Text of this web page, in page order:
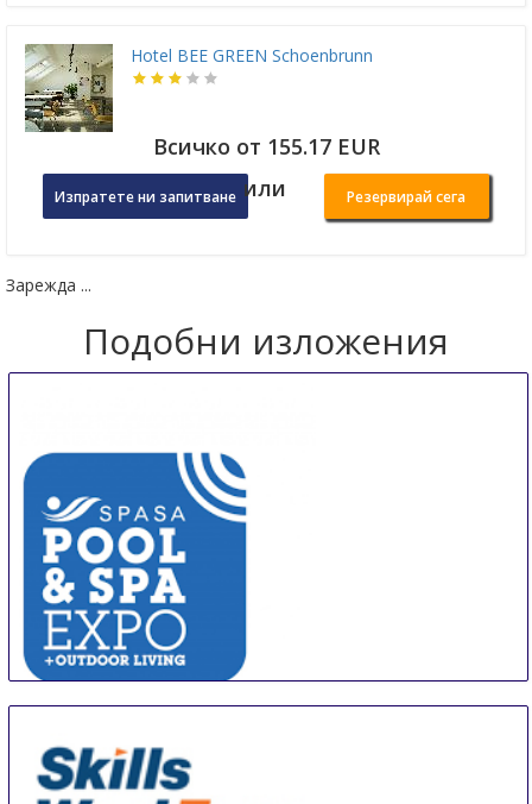
Hotel BEE GREEN Schoenbrunn
Всичко от 155.17 EUR
Изпратете ни запитване или Резервирай сега
Зарежда ...
Подобни изложения
Spa & Pool Expo & Outdoor Living
Melbourne
Australia